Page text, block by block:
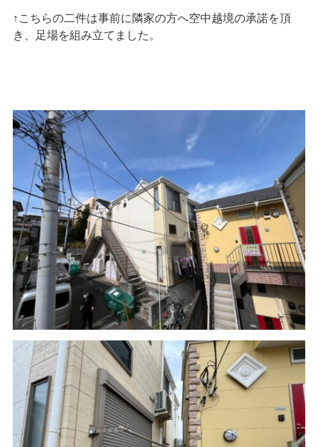
↑こちらの二件は事前に隣家の方へ空中越境の承諾を頂
き、足場を組み立てました。